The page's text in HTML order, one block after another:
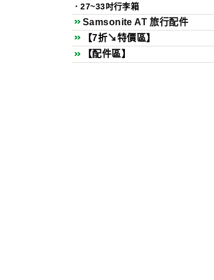
．27~33吋行李箱
Samsonite AT 旅行配件
【7折↘️特價區】
【配件區】